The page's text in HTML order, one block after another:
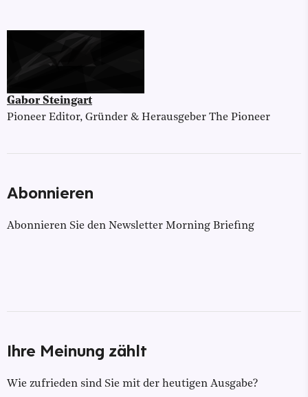
Gabor Steingart
Pioneer Editor, Gründer & Herausgeber The Pioneer
Abonnieren
Abonnieren Sie den Newsletter Morning Briefing
Ihre Meinung zählt
Wie zufrieden sind Sie mit der heutigen Ausgabe?